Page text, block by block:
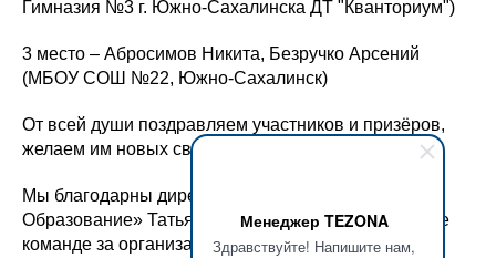
Менеджер TEZONA
Здравствуйте! Напишите нам,
Гимназия №3 г. Южно-Сахалинска ДТ "Кванториум")
3 место – Абросимов Никита, Безручко Арсений
(МБОУ СОШ №22, Южно-Сахалинск)
От всей души поздравляем участников и призёров,
желаем им новых свершений и ярких побед!
Мы благодарны директору УЦ «Активное
Образование» Татьяне Васильевне Батуриной и ее
команде за организацию такого масштабного